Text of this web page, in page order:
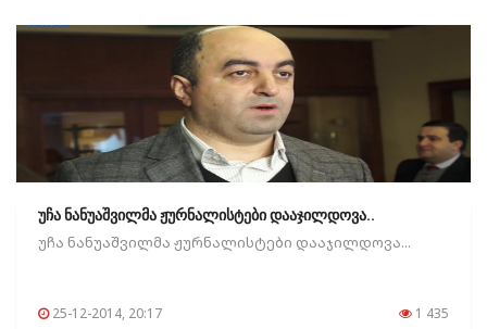
უჩა ნანუაშვილმა ჟურნალისტები დააჯილდოვა..
უჩა ნანუაშვილმა ჟურნალისტები დააჯილდოვა...
25-12-2014, 20:17 1 435